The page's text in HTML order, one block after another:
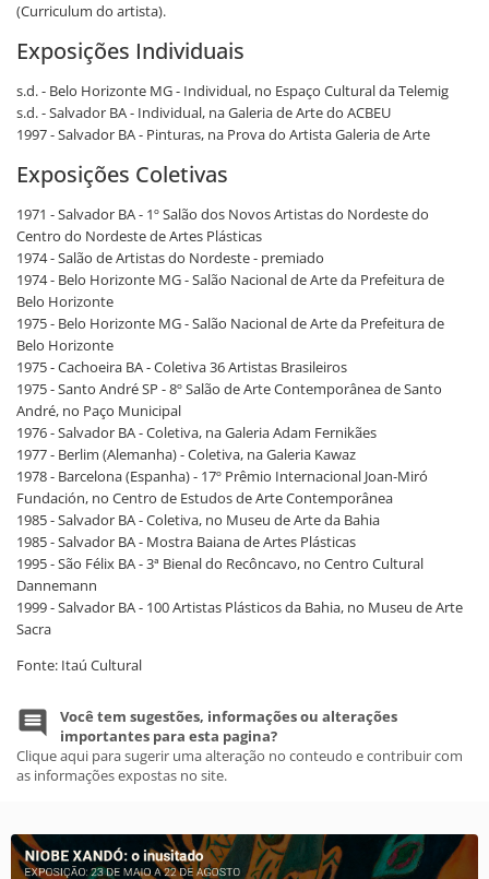
(Curriculum do artista).
Exposições Individuais
s.d. - Belo Horizonte MG - Individual, no Espaço Cultural da Telemig
s.d. - Salvador BA - Individual, na Galeria de Arte do ACBEU
1997 - Salvador BA - Pinturas, na Prova do Artista Galeria de Arte
Exposições Coletivas
1971 - Salvador BA - 1º Salão dos Novos Artistas do Nordeste do
Centro do Nordeste de Artes Plásticas
1974 - Salão de Artistas do Nordeste - premiado
1974 - Belo Horizonte MG - Salão Nacional de Arte da Prefeitura de
Belo Horizonte
1975 - Belo Horizonte MG - Salão Nacional de Arte da Prefeitura de
Belo Horizonte
1975 - Cachoeira BA - Coletiva 36 Artistas Brasileiros
1975 - Santo André SP - 8º Salão de Arte Contemporânea de Santo
André, no Paço Municipal
1976 - Salvador BA - Coletiva, na Galeria Adam Fernikães
1977 - Berlim (Alemanha) - Coletiva, na Galeria Kawaz
1978 - Barcelona (Espanha) - 17º Prêmio Internacional Joan-Miró
Fundación, no Centro de Estudos de Arte Contemporânea
1985 - Salvador BA - Coletiva, no Museu de Arte da Bahia
1985 - Salvador BA - Mostra Baiana de Artes Plásticas
1995 - São Félix BA - 3ª Bienal do Recôncavo, no Centro Cultural
Dannemann
1999 - Salvador BA - 100 Artistas Plásticos da Bahia, no Museu de Arte
Sacra
Fonte: Itaú Cultural
Você tem sugestões, informações ou alterações
importantes para esta pagina?
Clique aqui para sugerir uma alteração no conteudo e contribuir com
as informações expostas no site.